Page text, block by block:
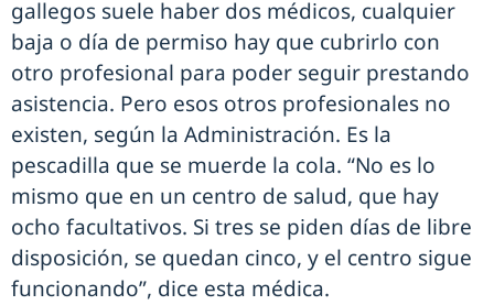
gallegos suele haber dos médicos, cualquier
baja o día de permiso hay que cubrirlo con
otro profesional para poder seguir prestando
asistencia. Pero esos otros profesionales no
existen, según la Administración. Es la
pescadilla que se muerde la cola. “No es lo
mismo que en un centro de salud, que hay
ocho facultativos. Si tres se piden días de libre
disposición, se quedan cinco, y el centro sigue
funcionando”, dice esta médica.